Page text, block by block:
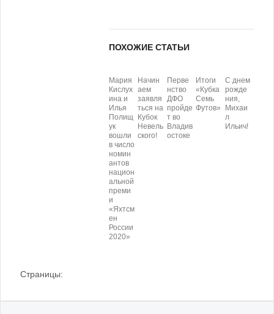
ПОХОЖИЕ СТАТЬИ
Мария
Кислух
ина и
Илья
Полищ
ук
вошли
в число
номин
антов
национ
альной
преми
и
«Яхтсм
ен
России
2020»
Начин
аем
заявля
ться на
Кубок
Невель
ского!
Перве
нство
ДФО
пройде
т во
Владив
остоке
Итоги
«Кубка
Семь
Футов»
С днем
рожде
ния,
Михаи
л
Ильич!
Страницы: